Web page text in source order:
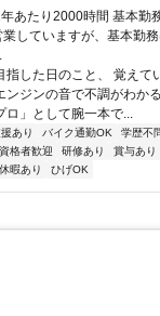
あたり2000時間 基本勤
していますが、基本勤
した日のこと、 覚えて
ンジンの音で不調がわか
ロ」として腕一本で...
あり バイク通勤OK 学歴不
格者歓迎 研修あり 賞与あり
暇あり ひげOK